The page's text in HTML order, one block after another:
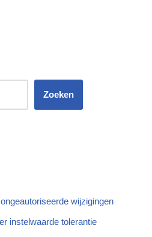
Zoeken
wijzigingen
instelwaarde tolerantie